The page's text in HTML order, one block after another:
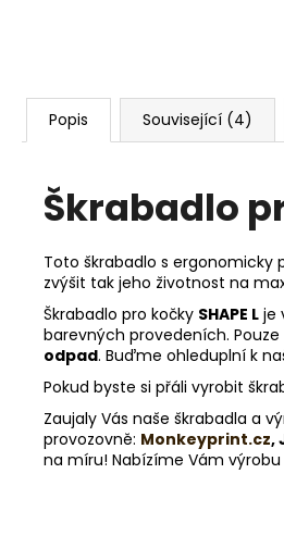
Popis Související (4)
Škrabadlo
Toto škrabadlo s ergonomicky
zvýšit tak jeho životnost na
Škrabadlo pro kočky SHAPE L je
barevných provedeních.
odpad. Buďme ohleduplní k
Pokud byste si přáli vyrobit
Zaujaly Vás naše škrabadla a
provozovně: Monkeyprint.cz,
na míru! Nabízíme Vám